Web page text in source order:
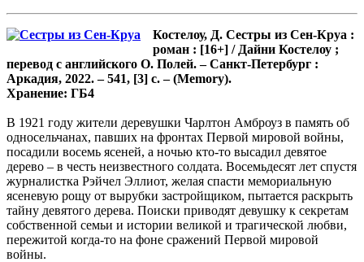
Костелоу, Д. Сестры из Сен-Круа :
роман : [16+] / Дайни Костелоу ;
перевод с английского О. Полей. – Санкт-Петербург :
Аркадия, 2022. – 541, [3] с. – (Memory).
Хранение: ГБ4
В 1921 году жители деревушки Чарлтон Амброуз в память об
односельчанах, павших на фронтах Первой мировой войны,
посадили восемь ясеней, а ночью кто-то высадил девятое
дерево – в честь неизвестного солдата. Восемьдесят лет спустя
журналистка Рэйчел Эллиот, желая спасти мемориальную
ясеневую рощу от вырубки застройщиком, пытается раскрыть
тайну девятого дерева. Поиски приводят девушку к секретам
собственной семьи и истории великой и трагической любви,
пережитой когда-то на фоне сражений Первой мировой
войны.